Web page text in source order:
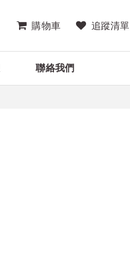
購物車 追蹤清單
聯絡我們